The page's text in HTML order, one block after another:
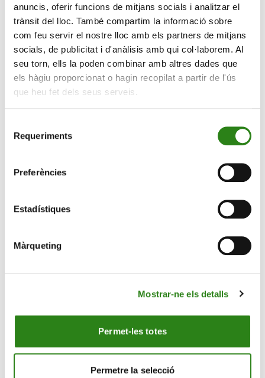
anuncis, oferir funcions de mitjans socials i analitzar el
trànsit del lloc. També compartim la informació sobre
com feu servir el nostre lloc amb els partners de mitjans
socials, de publicitat i d'anàlisis amb qui col·laborem. Al
seu torn, ells la poden combinar amb altres dades que
els hàgiu proporcionat o hagin recopilat a partir de l'ús
que heu fet dels seus serveis.
Requeriments
Preferències
Estadístiques
Màrqueting
Mostrar-ne els detalls
Permet-les totes
Permetre la selecció
de Creand Asset Management, i Pau Garcia-Milà, co-CEO i cofundador
Per la seva banda, Pau Garcia-Milà ha presentat les
dues cares de la intel·ligència artificial i ha seguit la seva
intervenció amb una sessió pràctica on ha ensenyat
utilitzant eines d’IA. Com ell mateix ha explicat “la IA
canvia cada cinc minuts i necessitem veure en què
consisteix, tocar-la, i no tant parlar-ne. La IA pot tenir un
L’expert ha afegit que “la intel·ligència artificial ens ha de
fer coses més humanes com pensar, per dedicar
temps al que realment aporta valor. En definitiva,